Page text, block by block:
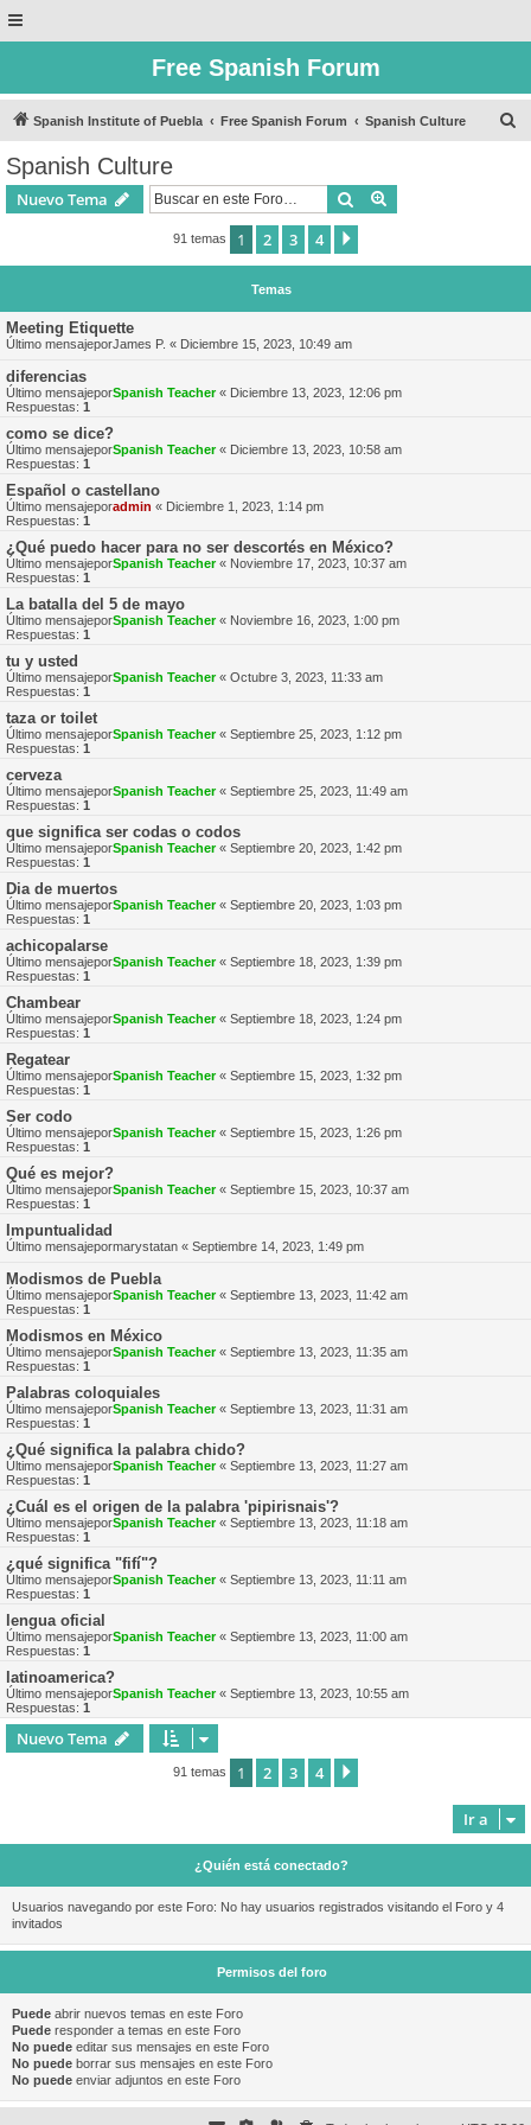
Free Spanish Forum
Spanish Institute of Puebla Free Spanish Forum Spanish Culture
Spanish Culture
Nuevo Tema Buscar
91 temas 1 2 3 4
Temas
Meeting Etiquette
Último mensajeporJames P. « Diciembre 15, 2023, 10:49 am
diferencias
Último mensajeporSpanish Teacher« Diciembre 13, 2023, 12:06 pm
Respuestas: 1
como se dice?
Último mensajeporSpanish Teacher« Diciembre 13, 2023, 10:58 am
Respuestas: 1
Español o castellano
Último mensajeporadmin « Diciembre 1, 2023, 1:14 pm
Respuestas: 1
¿Qué puedo hacer para no ser descortés en México?
Último mensajeporSpanish Teacher« Noviembre 17, 2023, 10:37 am
Respuestas: 1
La batalla del 5 de mayo
Último mensajeporSpanish Teacher« Noviembre 16, 2023, 1:00 pm
Respuestas: 1
tu y usted
Último mensajeporSpanish Teacher« Octubre 3, 2023, 11:33 am
Respuestas: 1
taza or toilet
Último mensajeporSpanish Teacher« Septiembre 25, 2023, 1:12 pm
Respuestas: 1
cerveza
Último mensajeporSpanish Teacher« Septiembre 25, 2023, 11:49 am
Respuestas: 1
que significa ser codas o codos
Último mensajeporSpanish Teacher« Septiembre 20, 2023, 1:42 pm
Respuestas: 1
Dia de muertos
Último mensajeporSpanish Teacher« Septiembre 20, 2023, 1:03 pm
Respuestas: 1
achicopalarse
Último mensajeporSpanish Teacher« Septiembre 18, 2023, 1:39 pm
Respuestas: 1
Chambear
Último mensajeporSpanish Teacher« Septiembre 18, 2023, 1:24 pm
Respuestas: 1
Regatear
Último mensajeporSpanish Teacher« Septiembre 15, 2023, 1:32 pm
Respuestas: 1
Ser codo
Último mensajeporSpanish Teacher« Septiembre 15, 2023, 1:26 pm
Respuestas: 1
Qué es mejor?
Último mensajeporSpanish Teacher« Septiembre 15, 2023, 10:37 am
Respuestas: 1
Impuntualidad
Último mensajepormarystatan « Septiembre 14, 2023, 1:49 pm
Modismos de Puebla
Último mensajeporSpanish Teacher« Septiembre 13, 2023, 11:42 am
Respuestas: 1
Modismos en México
Último mensajeporSpanish Teacher« Septiembre 13, 2023, 11:35 am
Respuestas: 1
Palabras coloquiales
Último mensajeporSpanish Teacher« Septiembre 13, 2023, 11:31 am
Respuestas: 1
¿Qué significa la palabra chido?
Último mensajeporSpanish Teacher« Septiembre 13, 2023, 11:27 am
Respuestas: 1
¿Cuál es el origen de la palabra 'pipirisnais'?
Último mensajeporSpanish Teacher« Septiembre 13, 2023, 11:18 am
Respuestas: 1
¿qué significa "fifí"?
Último mensajeporSpanish Teacher« Septiembre 13, 2023, 11:11 am
Respuestas: 1
lengua oficial
Último mensajeporSpanish Teacher« Septiembre 13, 2023, 11:00 am
Respuestas: 1
latinoamerica?
Último mensajeporSpanish Teacher« Septiembre 13, 2023, 10:55 am
Respuestas: 1
Nuevo Tema
91 temas 1 2 3 4
Ir a
¿Quién está conectado?
Usuarios navegando por este Foro: No hay usuarios registrados visitando el Foro y 4
invitados
Permisos del foro
Puede abrir nuevos temas en este Foro
Puede responder a temas en este Foro
No puede editar sus mensajes en este Foro
No puede borrar sus mensajes en este Foro
No puede enviar adjuntos en este Foro